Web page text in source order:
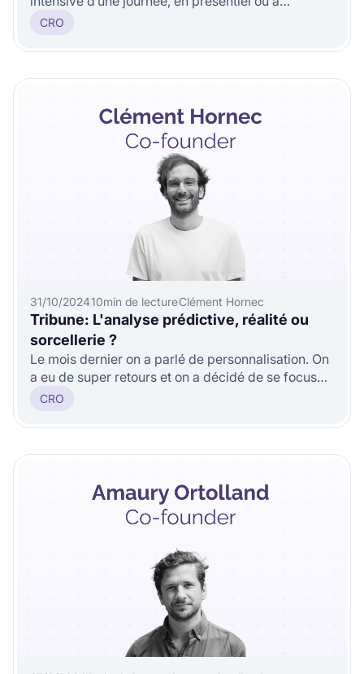
distance.
CRO
31/10/202410min de lectureClément Hornec
Tribune: L'analyse prédictive, réalité ou
sorcellerie ?
Le mois dernier on a parlé de personnalisation. On
a eu de super retours et on a décidé de se focus
aujourd’hui sur l’analy
CRO